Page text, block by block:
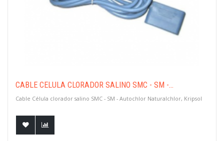
CABLE CÉLULA CLORADOR SALINO SMC - SM -...
Cable Célula clorador salino SMC - SM - Autochlor Naturalchlor, Kripsol